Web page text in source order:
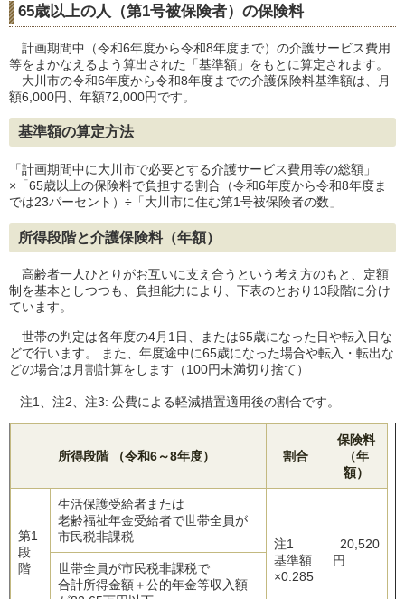
65歳以上の人（第1号被保険者）の保険料
計画期間中（令和6年度から令和8年度まで）の介護サービス費用
等をまかなえるよう算出された「基準額」をもとに算定されます。
大川市の令和6年度から令和8年度までの介護保険料基準額は、月
額6,000円、年額72,000円です。
基準額の算定方法
「計画期間中に大川市で必要とする介護サービス費用等の総額」
×「65歳以上の保険料で負担する割合（令和6年度から令和8年度ま
では23パーセント）÷「大川市に住む第1号被保険者の数」
所得段階と介護保険料（年額）
高齢者一人ひとりがお互いに支え合うという考え方のもと、定額
制を基本としつつも、負担能力により、下表のとおり13段階に分け
ています。
世帯の判定は各年度の4月1日、または65歳になった日や転入日な
どで行います。 また、年度途中に65歳になった場合や転入・転出な
どの場合は月割計算をします（100円未満切り捨て）
注1、注2、注3: 公費による軽減措置適用後の割合です。
所得段階 （令和6～8年度） 割合
保険料
（年
額）
第1
段
階
生活保護受給者または
老齢福祉年金受給者で世帯全員が
市民税非課税
注1
基準額
×0.285
20,520
円
世帯全員が市民税非課税で
合計所得金額＋公的年金等収入額